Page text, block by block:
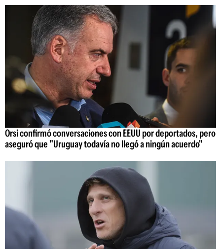
Orsi confirmó conversaciones con EEUU por deportados, pero
aseguró que "Uruguay todavía no llegó a ningún acuerdo"